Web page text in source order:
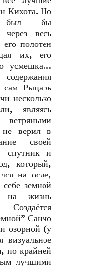
Кихота. Но
был бы
весь
полотен
их, его
усмешка…
сам Рыцарь
несколько
являясь
не верил в
своей
спутник и
который,
на осле,
земной
на жизнь
Создаётся
Санчо
озорной (у
визуальное
по крайней
лучшими